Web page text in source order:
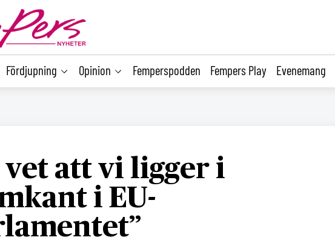
Fördjupning Opinion Femperspodden Fempers Play Evenemang
vet att vi ligger i
i EU-